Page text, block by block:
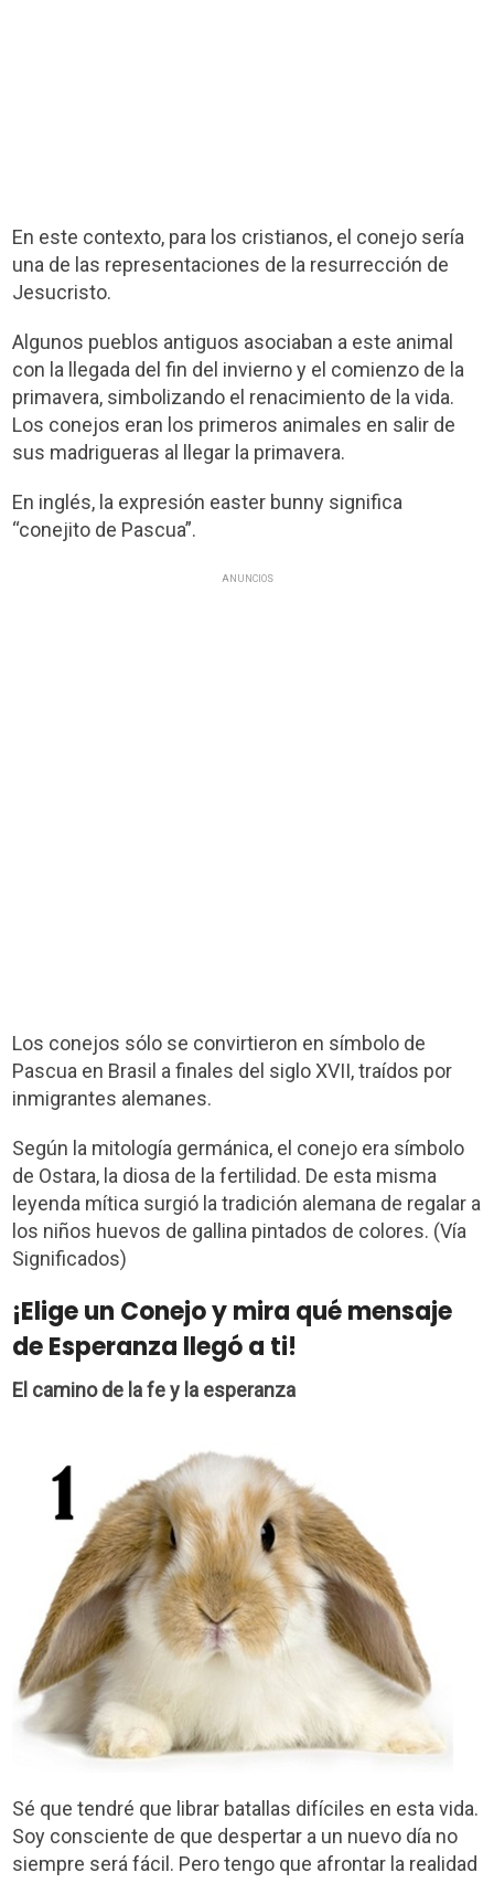
En este contexto, para los cristianos, el conejo sería
una de las representaciones de la resurrección de
Jesucristo.
Algunos pueblos antiguos asociaban a este animal
con la llegada del fin del invierno y el comienzo de la
primavera, simbolizando el renacimiento de la vida.
Los conejos eran los primeros animales en salir de
sus madrigueras al llegar la primavera.
En inglés, la expresión easter bunny significa
“conejito de Pascua”.
ANUNCIOS
Los conejos sólo se convirtieron en símbolo de
Pascua en Brasil a finales del siglo XVII, traídos por
inmigrantes alemanes.
Según la mitología germánica, el conejo era símbolo
de Ostara, la diosa de la fertilidad. De esta misma
leyenda mítica surgió la tradición alemana de regalar a
los niños huevos de gallina pintados de colores. (Vía
Significados)
¡Elige un Conejo y mira qué mensaje
de Esperanza llegó a ti!
El camino de la fe y la esperanza
Sé que tendré que librar batallas difíciles en esta vida.
Soy consciente de que despertar a un nuevo día no
siempre será fácil. Pero tengo que afrontar la realidad